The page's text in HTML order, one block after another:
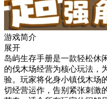
游戏简介
展开
岛屿生存手册是一款轻松休
的伐木场经营为核心玩法，
验。玩家将化身小镇伐木场
切经营运作，告别紧张刺激